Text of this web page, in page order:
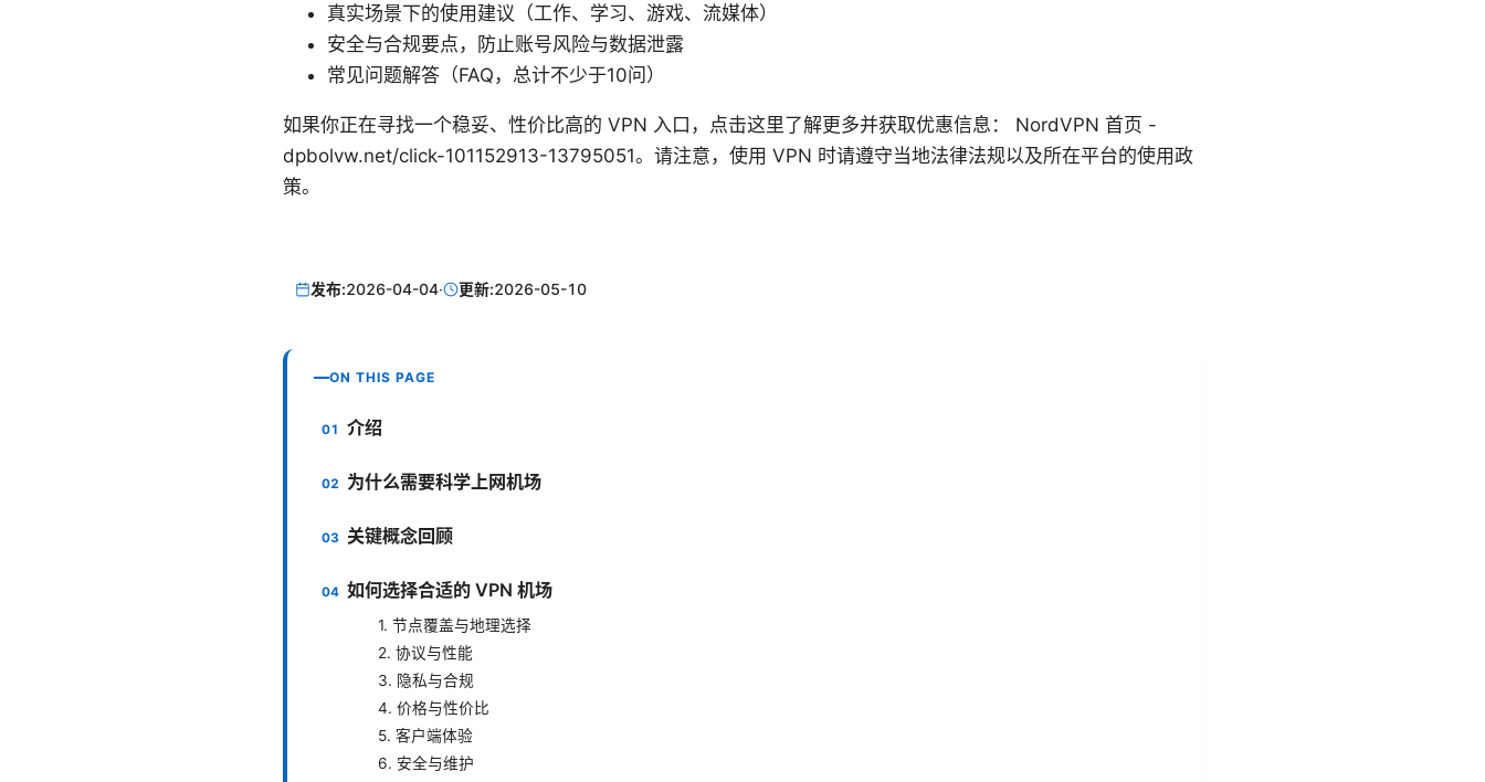
真实场景下的使用建议（工作、学习、游戏、流媒体）
安全与合规要点，防止账号风险与数据泄露
常见问题解答（FAQ，总计不少于10问）
如果你正在寻找一个稳妥、性价比高的 VPN 入口，点击这里了解更多并获取优惠信息： NordVPN 首页 -
dpbolvw.net/click-101152913-13795051。请注意，使用 VPN 时请遵守当地法律法规以及所在平台的使用政
策。
发布:2026-04-04· 更新:2026-05-10
ON THIS PAGE
介绍
为什么需要科学上网机场
关键概念回顾
如何选择合适的 VPN 机场
1. 节点覆盖与地理选择
2. 协议与性能
3. 隐私与合规
4. 价格与性价比
5. 客户端体验
6. 安全与维护